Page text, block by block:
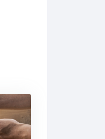
Gastronómicos